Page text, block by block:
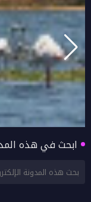
ظفار.. ملاذ
ابحث في هذه